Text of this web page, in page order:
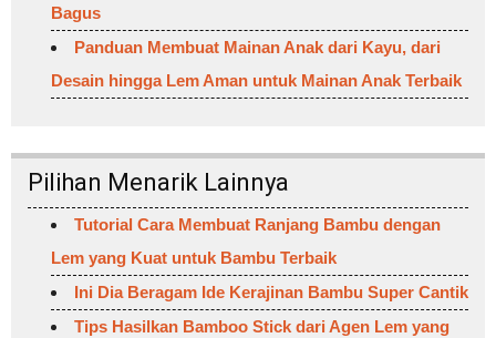
Bagus
Panduan Membuat Mainan Anak dari Kayu, dari
Desain hingga Lem Aman untuk Mainan Anak Terbaik
Pilihan Menarik Lainnya
Tutorial Cara Membuat Ranjang Bambu dengan
Lem yang Kuat untuk Bambu Terbaik
Ini Dia Beragam Ide Kerajinan Bambu Super Cantik
Tips Hasilkan Bamboo Stick dari Agen Lem yang